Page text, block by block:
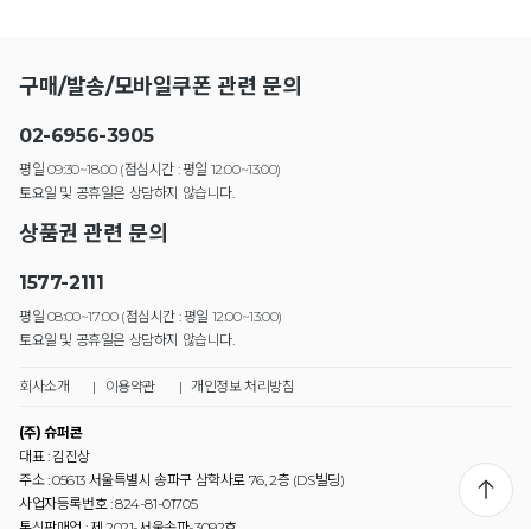
구매/발송/모바일쿠폰 관련 문의
02-6956-3905
평일 09:30~18:00 (점심시간 : 평일 12:00~13:00)
토요일 및 공휴일은 상담하지 않습니다.
상품권 관련 문의
1577-2111
평일 08:00~17:00 (점심시간 : 평일 12:00~13:00)
토요일 및 공휴일은 상담하지 않습니다.
회사소개 | 이용약관 | 개인정보 처리방침
(주) 슈퍼콘
대표 : 김진상
주소 : 05613 서울특별시 송파구 삼학사로 76, 2층 (DS빌딩)
사업자등록번호 : 824-81-01705